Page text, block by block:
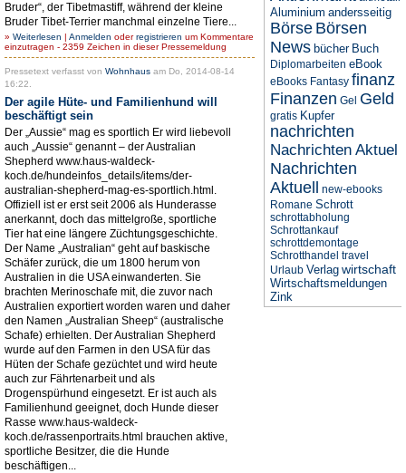
Bruder“, der Tibetmastiff, während der kleine
Bruder Tibet-Terrier manchmal einzelne Tiere...
» Weiterlesen | Anmelden oderregistrieren um Kommentare
einzutragen - 2359 Zeichen in dieser Pressemeldung
Pressetext verfasst von Wohnhaus am Do, 2014-08-14
16:22.
Der agile Hüte- und Familienhund will
beschäftigt sein
Der „Aussie“ mag es sportlich Er wird liebevoll
auch „Aussie“ genannt – der Australian
Shepherd www.haus-waldeck-
koch.de/hundeinfos_details/items/der-
australian-shepherd-mag-es-sportlich.html.
Offiziell ist er erst seit 2006 als Hunderasse
anerkannt, doch das mittelgroße, sportliche
Tier hat eine längere Züchtungsgeschichte.
Der Name „Australian“ geht auf baskische
Schäfer zurück, die um 1800 herum von
Australien in die USA einwanderten. Sie
brachten Merinoschafe mit, die zuvor nach
Australien exportiert worden waren und daher
den Namen „Australian Sheep“ (australische
Schafe) erhielten. Der Australian Shepherd
wurde auf den Farmen in den USA für das
Hüten der Schafe gezüchtet und wird heute
auch zur Fährtenarbeit und als
Drogenspürhund eingesetzt. Er ist auch als
Familienhund geeignet, doch Hunde dieser
Rasse www.haus-waldeck-
koch.de/rassenportraits.html brauchen aktive,
sportliche Besitzer, die die Hunde
beschäftigen...
Aluminium andersseitig
Börse Börsen
News bücher Buch
Diplomarbeiten eBook
eBooks Fantasy finanz
Finanzen Gel Geld
gratis Kupfer
nachrichten
Nachrichten Aktuel
Nachrichten
Aktuell
new-ebooks
Romane Schrott
schrottabholung
Schrottankauf
schrottdemontage
Schrotthandel travel
Urlaub Verlag wirtschaft
Wirtschaftsmeldungen
Zink